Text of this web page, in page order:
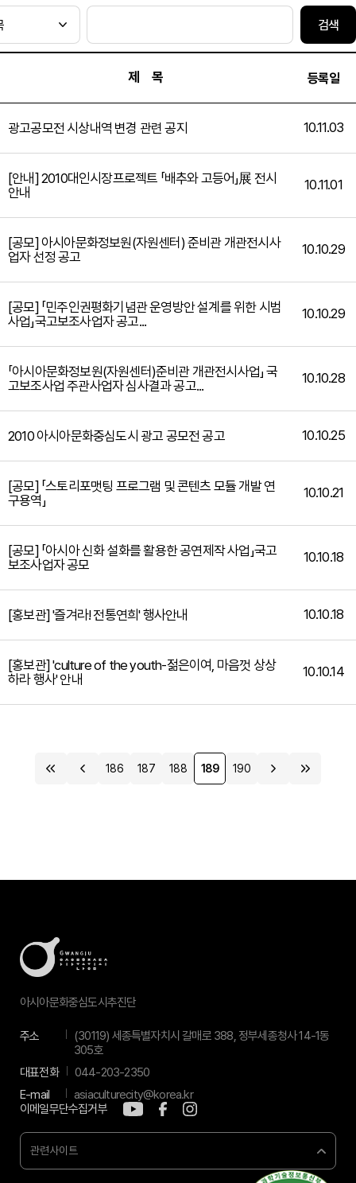
제 목 등록일
광고공모전 시상내역 변경 관련 공지 10.11.03
[안내] 2010대인시장프로젝트 「배추와 고등어」展 전시
안내
10.11.01
[공모] 아시아문화정보원(자원센터) 준비관 개관전시사
업자 선정 공고
10.10.29
[공모] 「민주인권평화기념관 운영방안 설계를 위한 시범
사업」국고보조사업자 공고...
10.10.29
「아시아문화정보원(자원센터)준비관 개관전시사업」 국
고보조사업 주관사업자 심사결과 공고...
10.10.28
2010 아시아문화중심도시 광고 공모전 공고 10.10.25
[공모] 「스토리포맷팅 프로그램 및 콘텐츠 모듈 개발 연
구용역」
10.10.21
[공모] 「아시아 신화 설화를 활용한 공연제작 사업」국고
보조사업자 공모
10.10.18
[홍보관] '즐겨라! 전통연희' 행사안내 10.10.18
[홍보관] 'culture of the youth-젊은이여, 마음껏 상상
하라 행사' 안내
10.10.14
186 187 188 189 190
검색
아시아문화중심도시추진단
주소
(30119) 세종특별자치시 갈매로 388, 정부세종청사 14-1동
305호
대표전화
044-203-2350
E-mail
asiaculturecity@korea.kr
이메일무단수집거부
관련사이트